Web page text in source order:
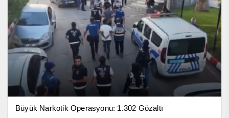
Büyük Narkotik Operasyonu: 1.302 Gözaltı